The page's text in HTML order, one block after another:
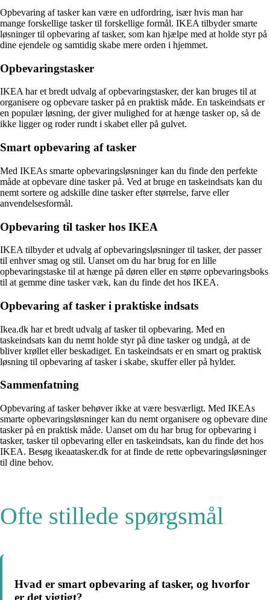
Opbevaring af tasker kan være en udfordring, især hvis man har
mange forskellige tasker til forskellige formål. IKEA tilbyder smarte
løsninger til opbevaring af tasker, som kan hjælpe med at holde styr på
dine ejendele og samtidig skabe mere orden i hjemmet.
Opbevaringstasker
IKEA har et bredt udvalg af opbevaringstasker, der kan bruges til at
organisere og opbevare tasker på en praktisk måde. En taskeindsats er
en populær løsning, der giver mulighed for at hænge tasker op, så de
ikke ligger og roder rundt i skabet eller på gulvet.
Smart opbevaring af tasker
Med IKEAs smarte opbevaringsløsninger kan du finde den perfekte
måde at opbevare dine tasker på. Ved at bruge en taskeindsats kan du
nemt sortere og adskille dine tasker efter størrelse, farve eller
anvendelsesformål.
Opbevaring til tasker hos IKEA
IKEA tilbyder et udvalg af opbevaringsløsninger til tasker, der passer
til enhver smag og stil. Uanset om du har brug for en lille
opbevaringstaske til at hænge på døren eller en større opbevaringsboks
til at gemme dine tasker væk, kan du finde det hos IKEA.
Opbevaring af tasker i praktiske indsats
Ikea.dk har et bredt udvalg af tasker til opbevaring. Med en
taskeindsats kan du nemt holde styr på dine tasker og undgå, at de
bliver krøllet eller beskadiget. En taskeindsats er en smart og praktisk
løsning til opbevaring af tasker i skabe, skuffer eller på hylder.
Sammenfatning
Opbevaring af tasker behøver ikke at være besværligt. Med IKEAs
smarte opbevaringsløsninger kan du nemt organisere og opbevare dine
tasker på en praktisk måde. Uanset om du har brug for opbevaring i
tasker, tasker til opbevaring eller en taskeindsats, kan du finde det hos
IKEA. Besøg ikeaatasker.dk for at finde de rette opbevaringsløsninger
til dine behov.
Ofte stillede spørgsmål
Hvad er smart opbevaring af tasker, og hvorfor
er det vigtigt?